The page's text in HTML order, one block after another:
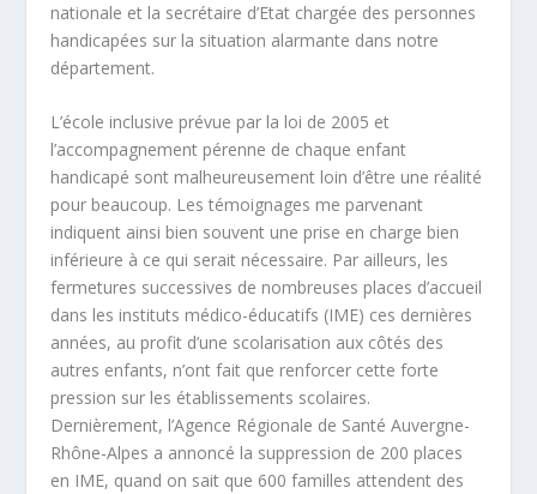
nationale et la secrétaire d’Etat chargée des personnes
handicapées sur la situation alarmante dans notre
département.
L’école inclusive prévue par la loi de 2005 et
l’accompagnement pérenne de chaque enfant
handicapé sont malheureusement loin d’être une réalité
pour beaucoup. Les témoignages me parvenant
indiquent ainsi bien souvent une prise en charge bien
inférieure à ce qui serait nécessaire. Par ailleurs, les
fermetures successives de nombreuses places d’accueil
dans les instituts médico-éducatifs (IME) ces dernières
années, au profit d’une scolarisation aux côtés des
autres enfants, n’ont fait que renforcer cette forte
pression sur les établissements scolaires.
Dernièrement, l’Agence Régionale de Santé Auvergne-
Rhône-Alpes a annoncé la suppression de 200 places
en IME, quand on sait que 600 familles attendent des